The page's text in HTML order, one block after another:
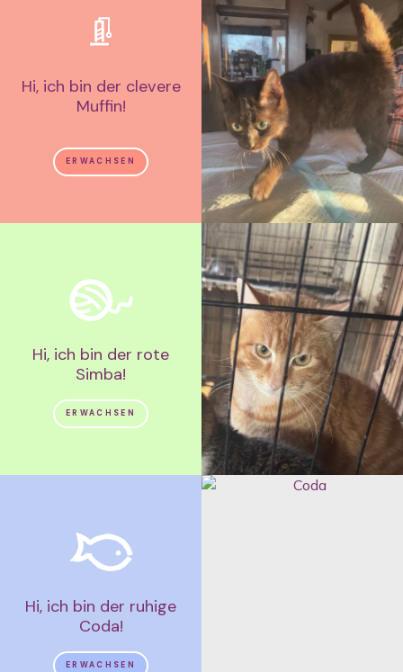
Hi, ich bin der clevere
Muffin!
ERWACHSEN
Hi, ich bin der rote
Simba!
ERWACHSEN
Hi, ich bin der ruhige
Coda!
ERWACHSEN